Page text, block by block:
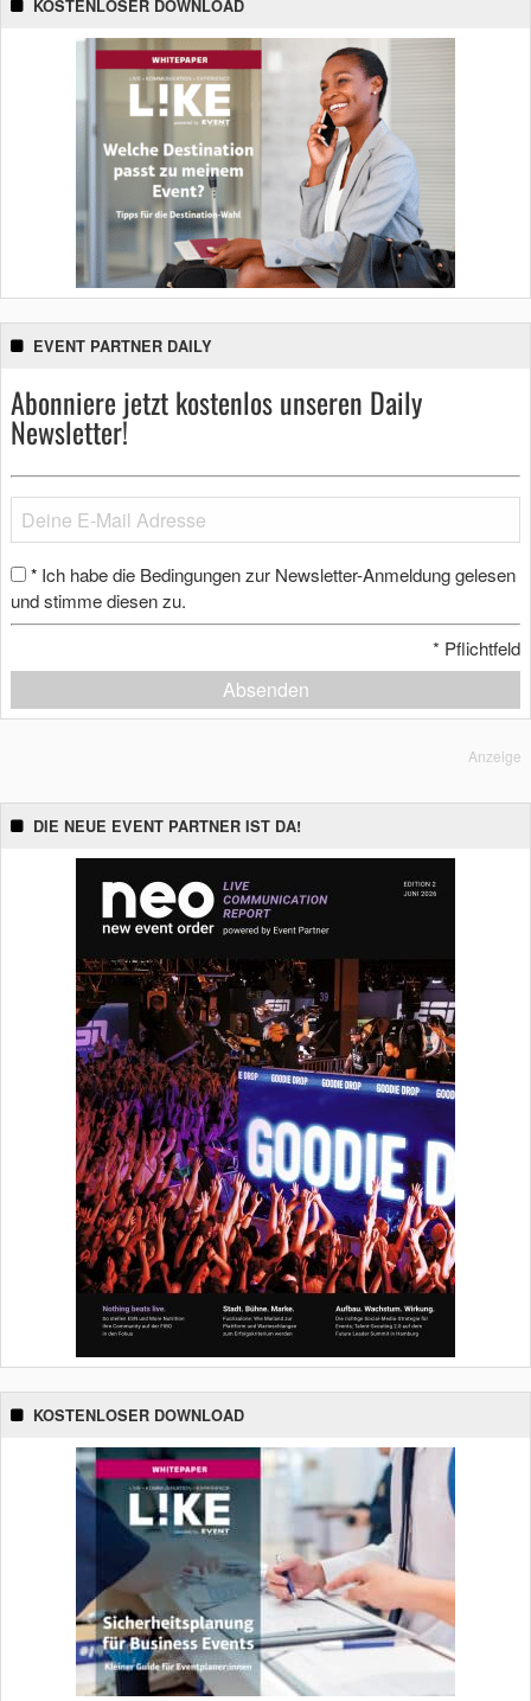
KOSTENLOSER DOWNLOAD
EVENT PARTNER DAILY
Abonniere jetzt kostenlos unseren Daily
Newsletter!
* Ich habe die Bedingungen zur Newsletter-Anmeldung gelesen
und stimme diesen zu.
* Pflichtfeld
Absenden
Anzeige
DIE NEUE EVENT PARTNER IST DA!
KOSTENLOSER DOWNLOAD